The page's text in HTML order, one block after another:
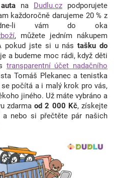
na Dudlu.czpodporujete
každoročně darujeme 20 % z
li vám do oka
, můžete jedním nákupem
pokud jste si u nástašku do
a budeme moc rádi, když děti
transparentní účet nadačního
Tomáš Plekanec a tenistka
počítá a i malý krok pro vás,
jiného. Už máte vybráno a
zdarmaod 2 000 Kč, získejte
nebo si přečtěte pár našich